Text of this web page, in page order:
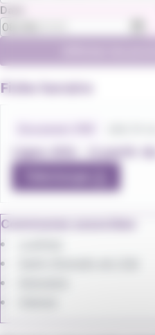
Date
Fiche horaire
Ligne 406 - à partir
Communes associées